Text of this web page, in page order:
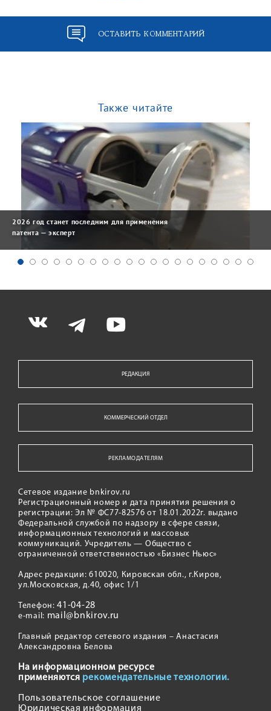
ОСТАВИТЬ КОММЕНТАРИЙ
Также читайте
2026 год станет последним для применения
патента — эксперт
РЕДАКЦИЯ
КОММЕРЧЕСКИЙ ОТДЕЛ
РЕКЛАМОДАТЕЛЯМ
Сетевое издание bnkirov.ru
Регистрационный номер и дата принятия решения о
регистрации: Эл № ФС77-82576 от 18.01.2022г. выдано
Федеральной службой по надзору в сфере связи,
информационных технологий и массовых
коммуникаций. Учредитель — Общество с
ограниченной ответственностью «Бизнес Ньюс»
Адрес редакции: 610020, Кировская обл., г.Киров,
ул.Московская, д.40, офис 1/1
Телефон:41-04-28
e-mail: mail@bnkirov.ru
Главный редактор сетевого издания – Анастасия
Александровна Белова
На информационном ресурсе
применяются рекомендательные технологии.
Пользовательское соглашение
Юридическая информация